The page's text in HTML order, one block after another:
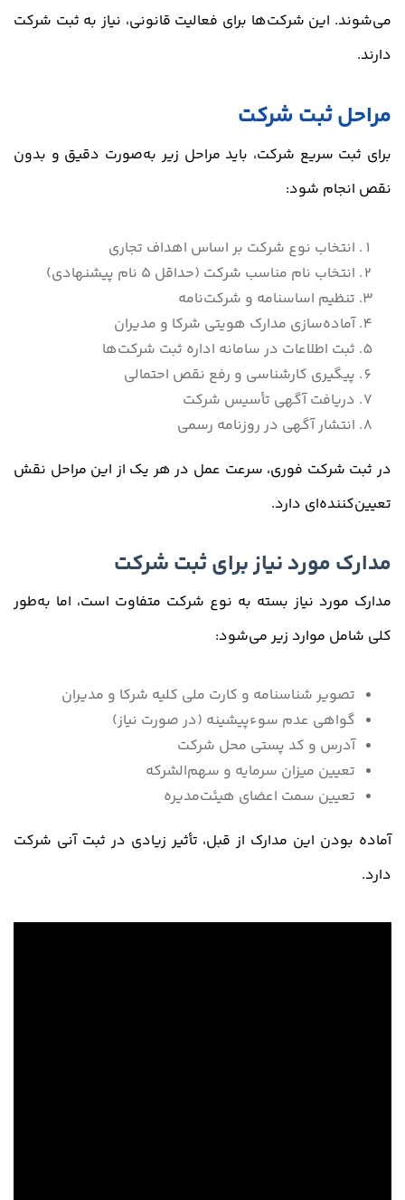
می‌شوند. این شرکت‌ها برای فعالیت قانونی، نیاز به ثبت شرکت
دارند.
مراحل ثبت شرکت
برای ثبت سریع شرکت، باید مراحل زیر به‌صورت دقیق و بدون
نقص انجام شود:
انتخاب نوع شرکت بر اساس اهداف تجاری
انتخاب نام مناسب شرکت (حداقل 5 نام پیشنهادی)
تنظیم اساسنامه و شرکت‌نامه
آماده‌سازی مدارک هویتی شرکا و مدیران
ثبت اطلاعات در سامانه اداره ثبت شرکت‌ها
پیگیری کارشناسی و رفع نقص احتمالی
دریافت آگهی تأسیس شرکت
انتشار آگهی در روزنامه رسمی
در ثبت شرکت فوری، سرعت عمل در هر یک از این مراحل نقش
تعیین‌کننده‌ای دارد.
مدارک مورد نیاز برای ثبت شرکت
مدارک مورد نیاز بسته به نوع شرکت متفاوت است، اما به‌طور
کلی شامل موارد زیر می‌شود:
تصویر شناسنامه و کارت ملی کلیه شرکا و مدیران
گواهی عدم سوءپیشینه (در صورت نیاز)
آدرس و کد پستی محل شرکت
تعیین میزان سرمایه و سهم‌الشرکه
تعیین سمت اعضای هیئت‌مدیره
آماده بودن این مدارک از قبل، تأثیر زیادی در ثبت آنی شرکت
دارد.